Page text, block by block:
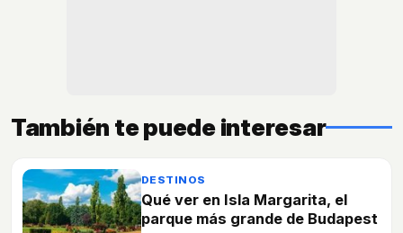
También te puede interesar
DESTINOS
Qué ver en Isla Margarita, el
parque más grande de Budapest